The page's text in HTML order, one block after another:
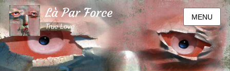
Là Par Force
True Love
MENU